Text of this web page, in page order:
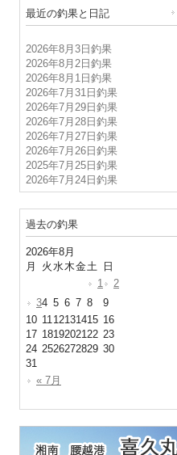
最近の釣果と日記
2026年8月3日釣果
2026年8月2日釣果
2026年8月1日釣果
2026年7月31日釣果
2026年7月29日釣果
2026年7月28日釣果
2026年7月27日釣果
2026年7月26日釣果
2025年7月25日釣果
2026年7月24日釣果
過去の釣果
2026年8月
月
火 水木金土
日
1
2
34 5 6 7 8
9
10 1112131415 16
17 1819202122 23
24 2526272829 30
31
« 7月